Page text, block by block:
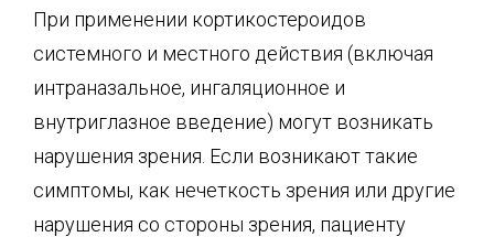
При применении кортикостероидов
системного и местного действия (включая
интраназальное, ингаляционное и
внутриглазное введение) могут возникать
нарушения зрения. Если возникают такие
симптомы, как нечеткость зрения или другие
нарушения со стороны зрения, пациенту